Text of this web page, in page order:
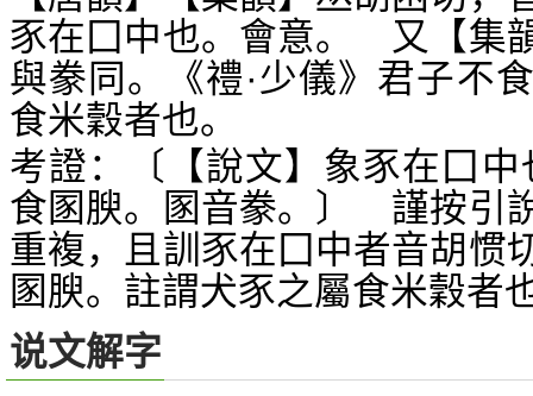
豕在囗中也。會意。 又【集
與豢同。《禮·少儀》君子不
食米穀者也。
考證：〔【說文】象豕在囗
食圂腴。圂音豢。〕 謹按引
重複，且訓豕在囗中者音胡惯
圂腴。註謂犬豕之屬食米穀者
说文解字